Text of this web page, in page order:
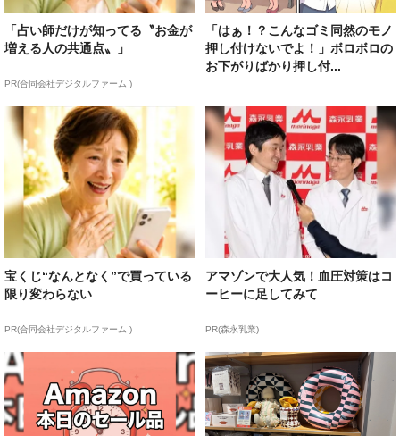
「占い師だけが知ってる〝お金が
増える人の共通点〟」
PR(合同会社デジタルファーム )
「はぁ！？こんなゴミ同然のモノ
押し付けないでよ！」ボロボロの
お下がりばかり押し付...
宝くじ“なんとなく”で買っている
限り変わらない
PR(合同会社デジタルファーム )
アマゾンで大人気！血圧対策はコ
ーヒーに足してみて
PR(森永乳業)